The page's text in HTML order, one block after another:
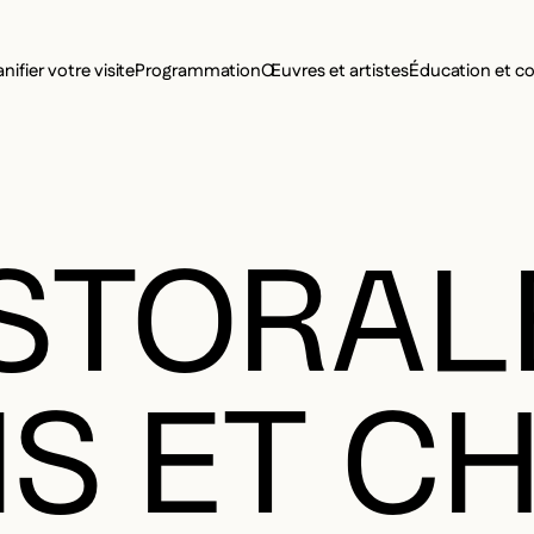
MENU
votre visiteProgrammationŒuvres et artistesÉducation et
ET